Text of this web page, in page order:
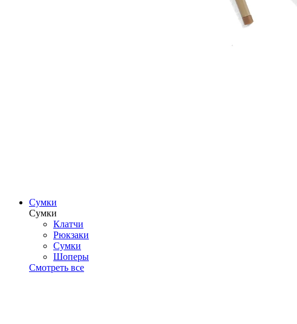
Сумки
Сумки
Клатчи
Рюкзаки
Сумки
Шоперы
Смотреть все